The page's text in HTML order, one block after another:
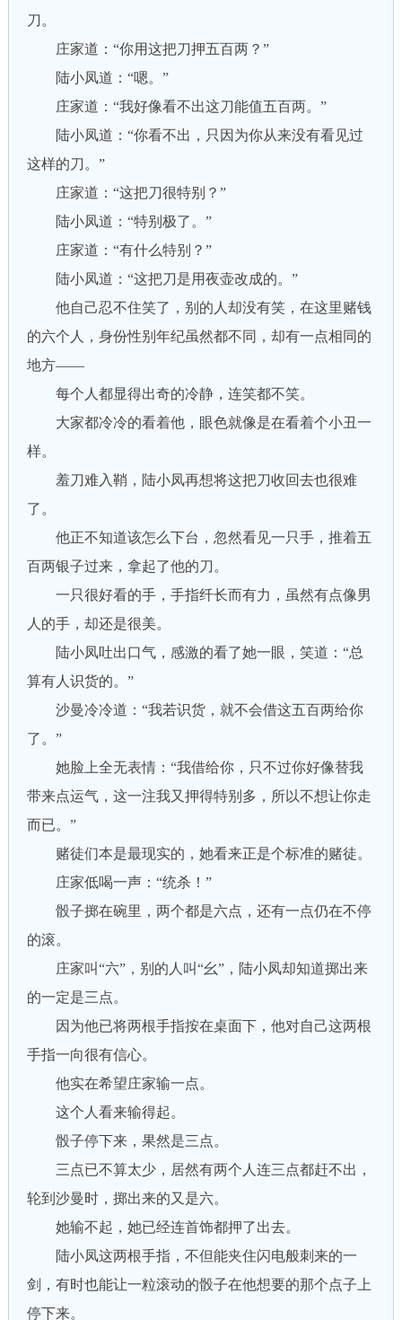
刀。
庄家道：“你用这把刀押五百两？”
陆小凤道：“嗯。”
庄家道：“我好像看不出这刀能值五百两。”
陆小凤道：“你看不出，只因为你从来没有看见过
这样的刀。”
庄家道：“这把刀很特别？”
陆小凤道：“特别极了。”
庄家道：“有什么特别？”
陆小凤道：“这把刀是用夜壶改成的。”
他自己忍不住笑了，别的人却没有笑，在这里赌钱
的六个人，身份性别年纪虽然都不同，却有一点相同的
地方——
每个人都显得出奇的冷静，连笑都不笑。
大家都冷冷的看着他，眼色就像是在看着个小丑一
样。
羞刀难入鞘，陆小凤再想将这把刀收回去也很难
了。
他正不知道该怎么下台，忽然看见一只手，推着五
百两银子过来，拿起了他的刀。
一只很好看的手，手指纤长而有力，虽然有点像男
人的手，却还是很美。
陆小凤吐出口气，感激的看了她一眼，笑道：“总
算有人识货的。”
沙曼冷冷道：“我若识货，就不会借这五百两给你
了。”
她脸上全无表情：“我借给你，只不过你好像替我
带来点运气，这一注我又押得特别多，所以不想让你走
而已。”
赌徒们本是最现实的，她看来正是个标准的赌徒。
庄家低喝一声：“统杀！”
骰子掷在碗里，两个都是六点，还有一点仍在不停
的滚。
庄家叫“六”，别的人叫“幺”，陆小凤却知道掷出来
的一定是三点。
因为他已将两根手指按在桌面下，他对自己这两根
手指一向很有信心。
他实在希望庄家输一点。
这个人看来输得起。
骰子停下来，果然是三点。
三点已不算太少，居然有两个人连三点都赶不出，
轮到沙曼时，掷出来的又是六。
她输不起，她已经连首饰都押了出去。
陆小凤这两根手指，不但能夹住闪电般刺来的一
剑，有时也能让一粒滚动的骰子在他想要的那个点子上
停下来。